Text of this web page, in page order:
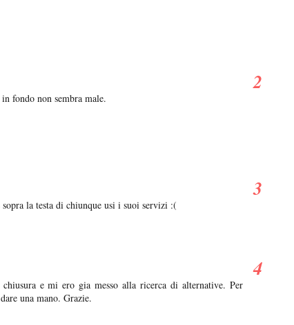
fondo non sembra male.
la testa di chiunque usi i suoi servizi :(
e mi ero gia messo alla ricerca di alternative. Per
una mano. Grazie.